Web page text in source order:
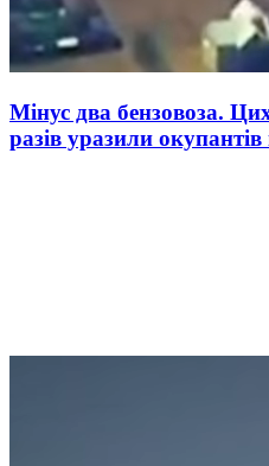
Мінус два бензовоза.
разів уразили